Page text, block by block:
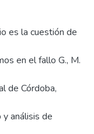
es la cuestión de
en el fallo G., M.
de Córdoba,
análisis de